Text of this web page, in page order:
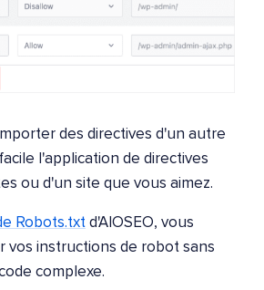
des directives d'un autre
l'application de directives
ou d'un site que vous aimez.
Robots.txt d'AIOSEO, vous
vos instructions de robot sans
complexe.